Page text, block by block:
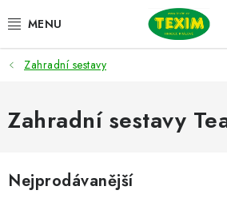
na
ZAHRADNÍ SESTAVY
ŽIDLE
LAVICE
Zahradní sestavy
Zahradní sestavy
Nejprodávanější